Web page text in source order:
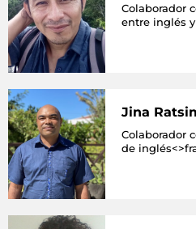
Colaborador
entre inglés
Jina
Colaborador
de